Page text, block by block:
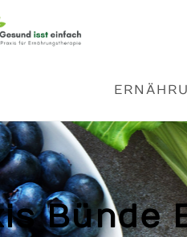
BÜNDE
Bünde